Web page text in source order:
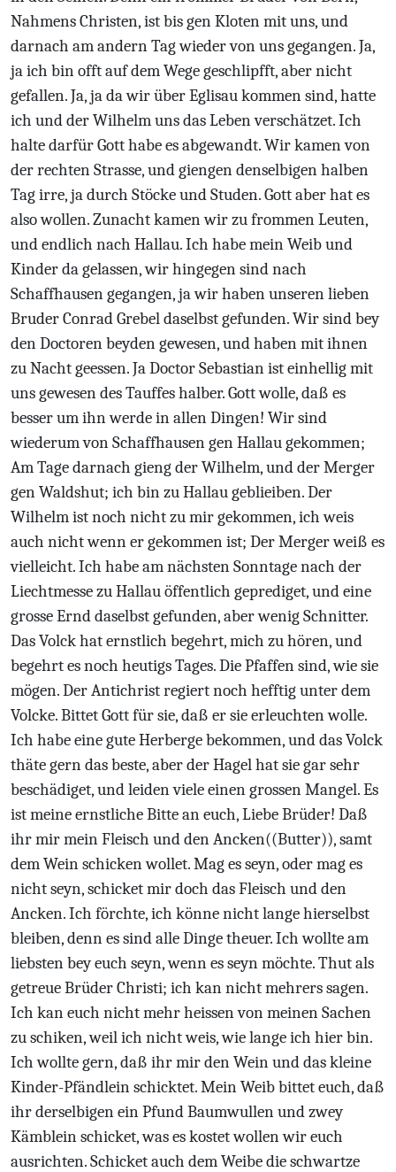
Nahmens Christen, ist bis gen Kloten mit uns, und
darnach am andern Tag wieder von uns gegangen. Ja,
ja ich bin offt auf dem Wege geschlipfft, aber nicht
gefallen. Ja, ja da wir über Eglisau kommen sind, hatte
ich und der Wilhelm uns das Leben verschätzet. Ich
halte darfür Gott habe es abgewandt. Wir kamen von
der rechten Strasse, und giengen denselbigen halben
Tag irre, ja durch Stöcke und Studen. Gott aber hat es
also wollen. Zunacht kamen wir zu frommen Leuten,
und endlich nach Hallau. Ich habe mein Weib und
Kinder da gelassen, wir hingegen sind nach
Schaffhausen gegangen, ja wir haben unseren lieben
Bruder Conrad Grebel daselbst gefunden. Wir sind bey
den Doctoren beyden gewesen, und haben mit ihnen
zu Nacht geessen. Ja Doctor Sebastian ist einhellig mit
uns gewesen des Tauffes halber. Gott wolle, daß es
besser um ihn werde in allen Dingen! Wir sind
wiederum von Schaffhausen gen Hallau gekommen;
Am Tage darnach gieng der Wilhelm, und der Merger
gen Waldshut; ich bin zu Hallau geblieiben. Der
Wilhelm ist noch nicht zu mir gekommen, ich weis
auch nicht wenn er gekommen ist; Der Merger weiß es
vielleicht. Ich habe am nächsten Sonntage nach der
Liechtmesse zu Hallau öffentlich geprediget, und eine
grosse Ernd daselbst gefunden, aber wenig Schnitter.
Das Volck hat ernstlich begehrt, mich zu hören, und
begehrt es noch heutigs Tages. Die Pfaffen sind, wie sie
mögen. Der Antichrist regiert noch hefftig unter dem
Volcke. Bittet Gott für sie, daß er sie erleuchten wolle.
Ich habe eine gute Herberge bekommen, und das Volck
thäte gern das beste, aber der Hagel hat sie gar sehr
beschädiget, und leiden viele einen grossen Mangel. Es
ist meine ernstliche Bitte an euch, Liebe Brüder! Daß
ihr mir mein Fleisch und den Ancken((Butter)), samt
dem Wein schicken wollet. Mag es seyn, oder mag es
nicht seyn, schicket mir doch das Fleisch und den
Ancken. Ich förchte, ich könne nicht lange hierselbst
bleiben, denn es sind alle Dinge theuer. Ich wollte am
liebsten bey euch seyn, wenn es seyn möchte. Thut als
getreue Brüder Christi; ich kan nicht mehrers sagen.
Ich kan euch nicht mehr heissen von meinen Sachen
zu schiken, weil ich nicht weis, wie lange ich hier bin.
Ich wollte gern, daß ihr mir den Wein und das kleine
Kinder-Pfändlein schicktet. Mein Weib bittet euch, daß
ihr derselbigen ein Pfund Baumwullen und zwey
Kämblein schicket, was es kostet wollen wir euch
ausrichten. Schicket auch dem Weibe die schwartze